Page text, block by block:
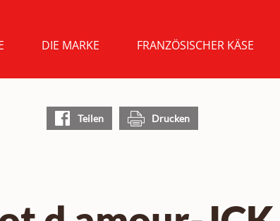
DIE MARKE FRANZÖSISCHER KÄSE
Teilen Drucken